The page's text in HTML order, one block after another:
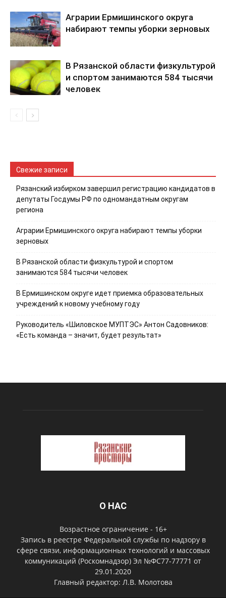
Аграрии Ермишинского округа
набирают темпы уборки зерновых
В Рязанской области физкультурой
и спортом занимаются 584 тысячи
человек
Свежие записи
Рязанский избирком завершил регистрацию кандидатов в
депутаты Госдумы РФ по одномандатным округам
региона
Аграрии Ермишинского округа набирают темпы уборки
зерновых
В Рязанской области физкультурой и спортом
занимаются 584 тысячи человек
В Ермишинском округе идет приемка образовательных
учреждений к новому учебному году
Руководитель «Шиловское МУПТЭС» Антон Садовников:
«Есть команда – значит, будет результат»
О НАС
Возрастное ограничение - 16+
Запись в реестре Федеральной службы по надзору в
сфере связи, информационных технологий и массовых
коммуникаций (Роскомнадзор) Эл №ФС77-77771 от
29.01.2020
Главный редактор: Л.В. Молотова